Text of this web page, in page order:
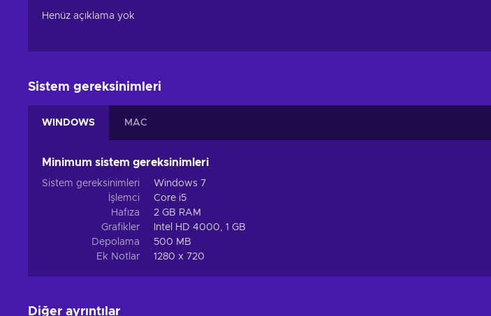
Henüz açıklama yok
Sistem gereksinimleri
WINDOWS MAC
Minimum sistem gereksinimleri
Sistem gereksinimleri
Windows 7
İşlemci
Core i5
Hafıza
2 GB RAM
Grafikler
Intel HD 4000, 1 GB
Depolama
500 MB
Ek Notlar
1280 x 720
Diğer ayrıntılar